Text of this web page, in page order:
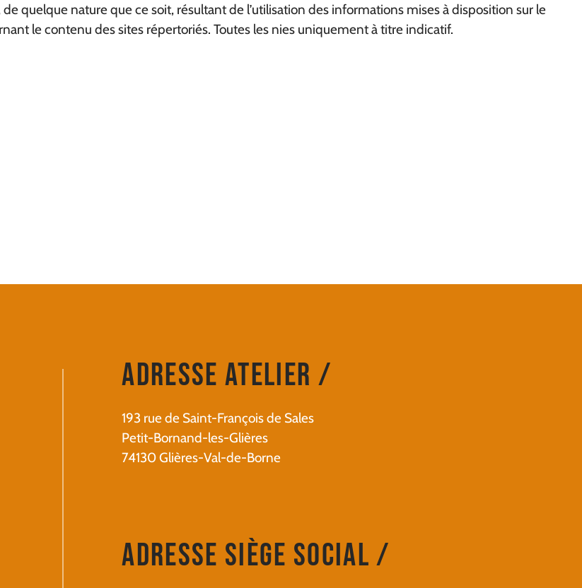
quelque nature que ce soit, résultant de l’utilisation des informations mises à disposition sur le
le contenu des sites répertoriés. Toutes les nies uniquement à titre indicatif.
Adresse Atelier /
193 rue de Saint-François de Sales
Petit-Bornand-les-Glières
74130 Glières-Val-de-Borne
Adresse Siège Social /